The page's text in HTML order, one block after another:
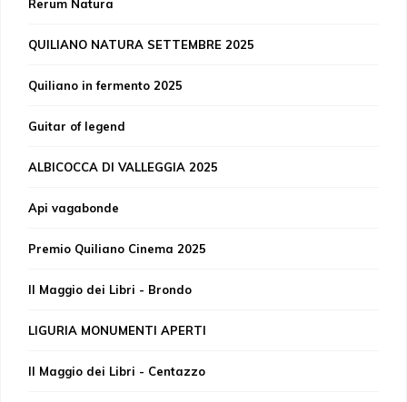
Rerum Natura
QUILIANO NATURA SETTEMBRE 2025
Quiliano in fermento 2025
Guitar of legend
ALBICOCCA DI VALLEGGIA 2025
Api vagabonde
Premio Quiliano Cinema 2025
Il Maggio dei Libri - Brondo
LIGURIA MONUMENTI APERTI
Il Maggio dei Libri - Centazzo